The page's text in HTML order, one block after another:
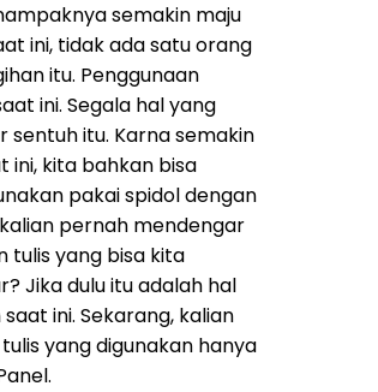
semakin maju
ini, tidak ada satu orang
itu. Penggunaan
ini. Segala hal yang
itu. Karna semakin
ini, kita bahkan bisa
pakai spidol dengan
pernah mendengar
yang bisa kita
Jika dulu itu adalah hal
ini. Sekarang, kalian
yang digunakan hanya